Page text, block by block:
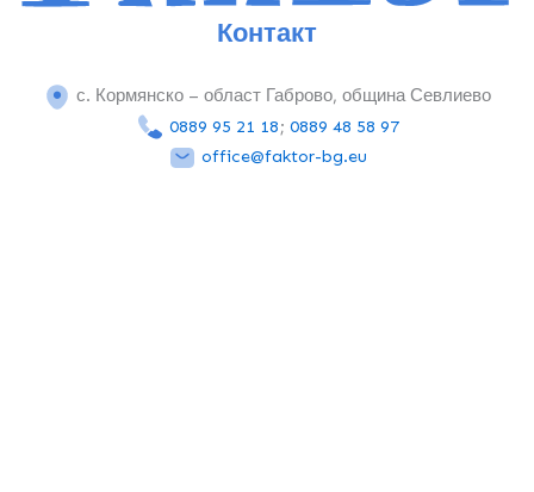
Контакт
с. Кормянско – област Габрово, община Севлиево
0889 95 21 18; 0889 48 58 97
office@faktor-bg.eu